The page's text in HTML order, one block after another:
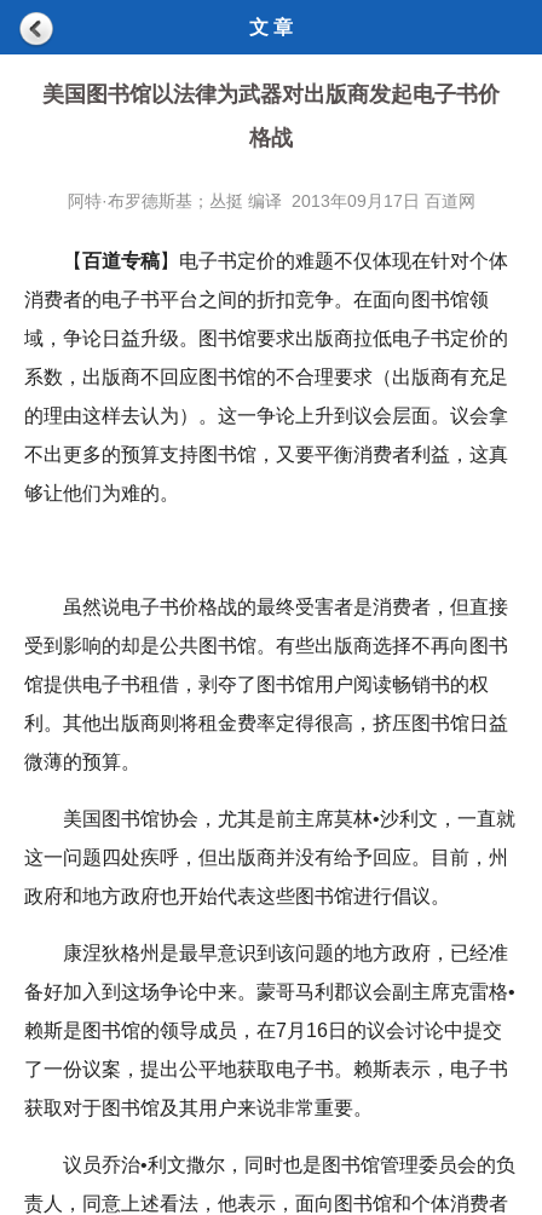
文 章
美国图书馆以法律为武器对出版商发起电子书价
格战
阿特·布罗德斯基；丛挺 编译 2013年09月17日 百道网
【百道专稿】电子书定价的难题不仅体现在针对个体
消费者的电子书平台之间的折扣竞争。在面向图书馆领
域，争论日益升级。图书馆要求出版商拉低电子书定价的
系数， 出版商不回应图书馆的不合理要求（出版商有充足
的理由这样去认为）。 这一争论上升到议会层面。议会拿
不出更多的预算支持图书馆，又要平衡消费者利益，这真
够让他们为难的。
虽然说电子书价格战的最终受害者是消费者，但直接
受到影响的却是公共图书馆。有些出版商选择不再向图书
馆提供电子书租借，剥夺了图书馆用户阅读畅销书的权
利。其他出版商则将租金费率定得很高，挤压图书馆日益
微薄的预算。
美国图书馆协会，尤其是前主席莫林•沙利文，一直就
这一问题四处疾呼，但出版商并没有给予回应。目前，州
政府和地方政府也开始代表这些图书馆进行倡议。
康涅狄格州是最早意识到该问题的地方政府，已经准
备好加入到这场争论中来。蒙哥马利郡议会副主席克雷格•
赖斯是图书馆的领导成员，在7月16日的议会讨论中提交
了一份议案，提出公平地获取电子书。赖斯表示，电子书
获取对于图书馆及其用户来说非常重要。
议员乔治•利文撒尔，同时也是图书馆管理委员会的负
责人，同意上述看法，他表示，面向图书馆和个体消费者